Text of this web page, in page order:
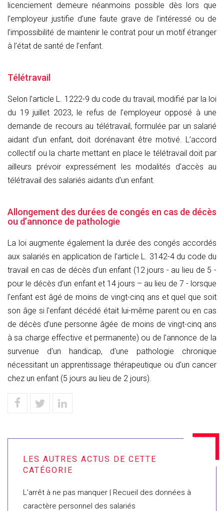
licenciement demeure néanmoins possible dès lors que
l’employeur justifie d’une faute grave de l’intéressé ou de
l’impossibilité de maintenir le contrat pour un motif étranger
à l’état de santé de l’enfant.
Télétravail
Selon l’article L. 1222-9 du code du travail, modifié par la loi
du 19 juillet 2023, le refus de l’employeur opposé à une
demande de recours au télétravail, formulée par un salarié
aidant d’un enfant, doit dorénavant être motivé. L’accord
collectif ou la charte mettant en place le télétravail doit par
ailleurs prévoir expressément les modalités d'accès au
télétravail des salariés aidants d'un enfant.
Allongement des durées de congés en cas de décès
ou d’annonce de pathologie
La loi augmente également la durée des congés accordés
aux salariés en application de l’article L. 3142-4 du code du
travail en cas de décès d’un enfant (12 jours - au lieu de 5 -
pour le décès d'un enfant et 14 jours – au lieu de 7 - lorsque
l'enfant est âgé de moins de vingt-cinq ans et quel que soit
son âge si l'enfant décédé était lui-même parent ou en cas
de décès d'une personne âgée de moins de vingt-cinq ans
à sa charge effective et permanente) ou de l’annonce de la
survenue d'un handicap, d'une pathologie chronique
nécessitant un apprentissage thérapeutique ou d'un cancer
chez un enfant (5 jours au lieu de 2 jours).
L'arrêt à ne pas manquer | Recueil des données à
caractère personnel des salariés